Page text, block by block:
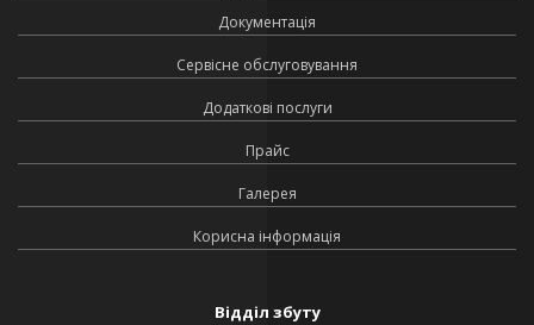
Документація
Сервісне обслуговування
Додаткові послуги
Прайс
Галерея
Корисна інформація
Відділ збуту